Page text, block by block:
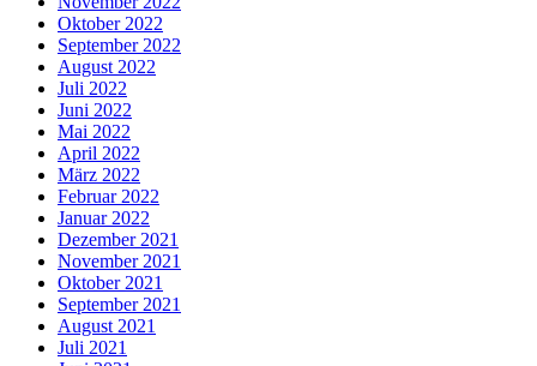
Oktober 2022
September 2022
August 2022
Juli 2022
Juni 2022
Mai 2022
April 2022
März 2022
Februar 2022
Januar 2022
Dezember 2021
November 2021
Oktober 2021
September 2021
August 2021
Juli 2021